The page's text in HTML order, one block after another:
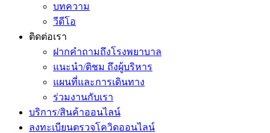
บทความ
วีดีโอ
ติดต่อเรา
ฝากคำถามถึงโรงพยาบาล
แนะนำ/ติชม ถึงผู้บริหาร
แผนที่และการเดินทาง
ร่วมงานกับเรา
บริการ/สินค้าออนไลน์
ลงทะเบียนตรวจโควิดออนไลน์